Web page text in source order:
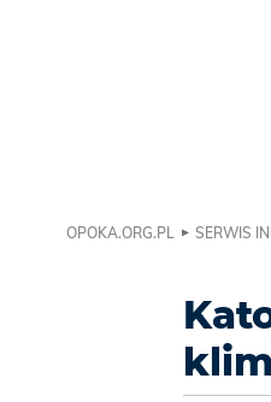
OPOKA.ORG.PL SERWIS